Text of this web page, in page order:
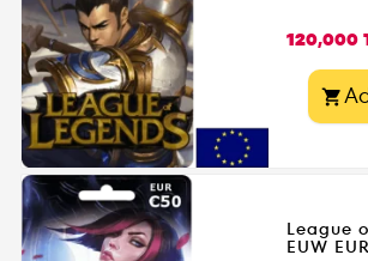
Prix
120,000

League
EUW